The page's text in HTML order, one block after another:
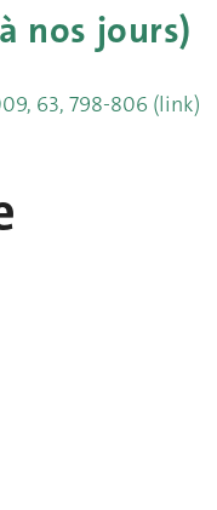
nos jours)
63, 798-806 (link)